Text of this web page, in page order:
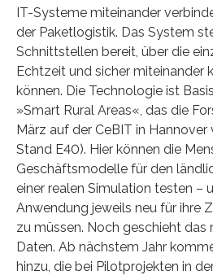
IT-Systeme miteinander
der Paketlogistik. Das System
Schnittstellen bereit, über die
Echtzeit und sicher miteinander
können. Die Technologie ist
»Smart Rural Areas«, das die
März auf der CeBIT in Hannover
Stand E40). Hier können die
Geschäftsmodelle für den
einer realen Simulation testen –
Anwendung jeweils neu für ihre
zu müssen. Noch geschieht das
Daten. Ab nächstem Jahr
hinzu, die bei Pilotprojekten in